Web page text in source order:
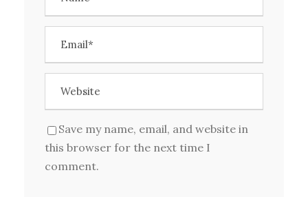
Save my name, email, and website in
this browser for the next time I
comment.